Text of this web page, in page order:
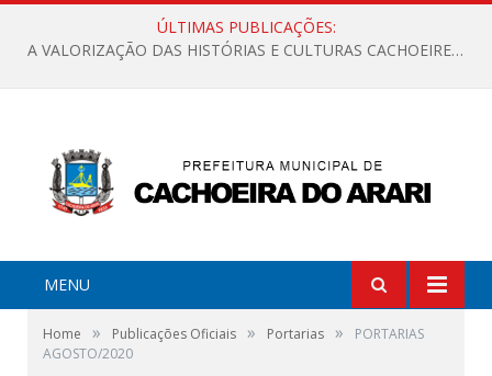
ÚLTIMAS PUBLICAÇÕES:
A VALORIZAÇÃO DAS HISTÓRIAS E CULTURAS CACHOEIRENSES
MENU
Home » Publicações Oficiais » Portarias »
PORTARIAS
AGOSTO/2020